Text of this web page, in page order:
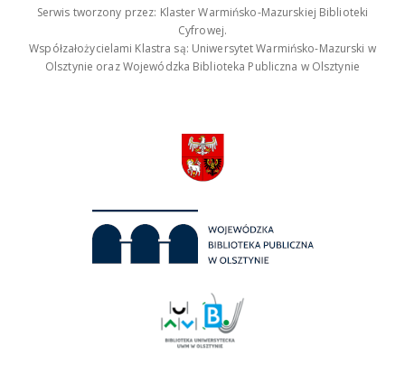
Serwis tworzony przez: Klaster Warmińsko-Mazurskiej Biblioteki
Cyfrowej.
Współzałożycielami Klastra są: Uniwersytet Warmińsko-Mazurski w
Olsztynie oraz Wojewódzka Biblioteka Publiczna w Olsztynie